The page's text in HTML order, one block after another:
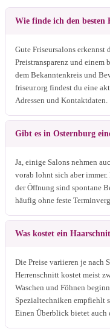
Wie finde ich den
Gute Friseursalons erkennst
Preistransparenz und einem
dem Bekanntenkreis und
friseur.org findest du eine
Adressen und Kontaktdaten.
Gibt es in Osternburg
Ja, einige Salons nehmen
vorab lohnt sich aber
der Öffnung sind spontane
häufig ohne feste
Was kostet ein
Die Preise variieren je nach
Herrenschnitt kostet meist
Waschen und Föhnen
Spezialtechniken empfiehlt
Einen Überblick bietet auch